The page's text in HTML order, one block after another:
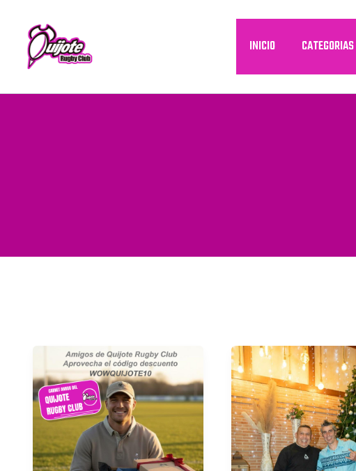
contenido
INICIO CATEGORIAS
SER
AMIGO
DEL
QUIJOTE
TIENE
PREMIO
GALERÍA
DE
FOTOS:
COMIDA
DE
NAVIDAD